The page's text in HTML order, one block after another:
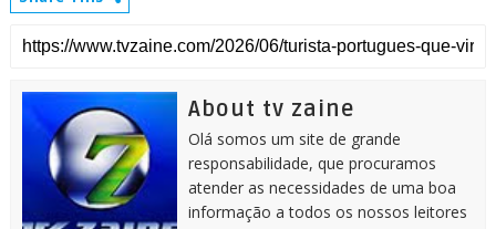
About tv zaine
Olá somos um site de grande
responsabilidade, que procuramos
atender as necessidades de uma boa
informação a todos os nossos leitores